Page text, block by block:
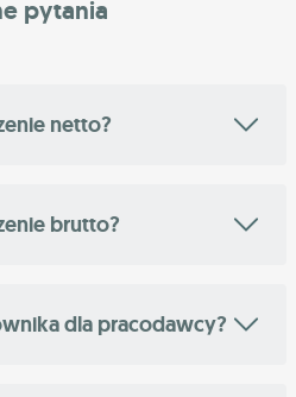
pytania
netto?
brutto?
dla pracodawcy?